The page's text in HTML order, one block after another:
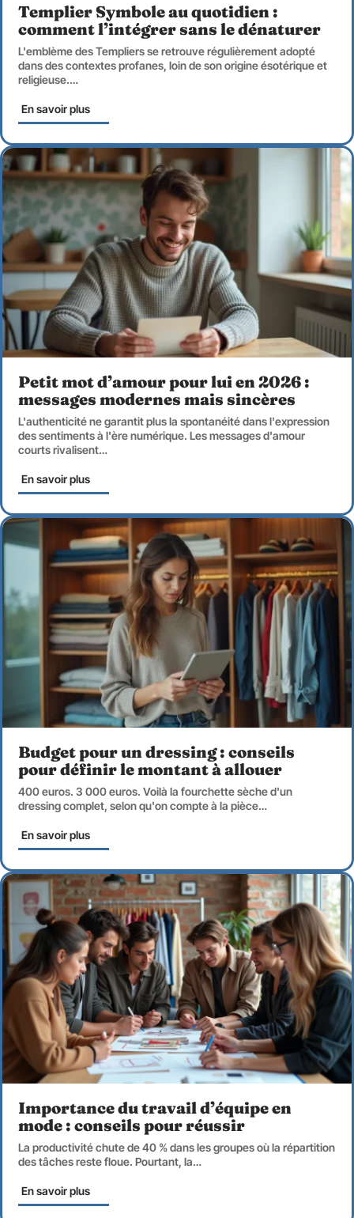
Templier Symbole au quotidien :
comment l’intégrer sans le dénaturer
L'emblème des Templiers se retrouve régulièrement adopté
dans des contextes profanes, loin de son origine ésotérique et
religieuse.…
En savoir plus
Petit mot d’amour pour lui en 2026 :
messages modernes mais sincères
L'authenticité ne garantit plus la spontanéité dans l'expression
des sentiments à l'ère numérique. Les messages d'amour
courts rivalisent…
En savoir plus
Budget pour un dressing : conseils
pour définir le montant à allouer
400 euros. 3 000 euros. Voilà la fourchette sèche d'un
dressing complet, selon qu'on compte à la pièce…
En savoir plus
Importance du travail d’équipe en
mode : conseils pour réussir
La productivité chute de 40 % dans les groupes où la répartition
des tâches reste floue. Pourtant, la…
En savoir plus